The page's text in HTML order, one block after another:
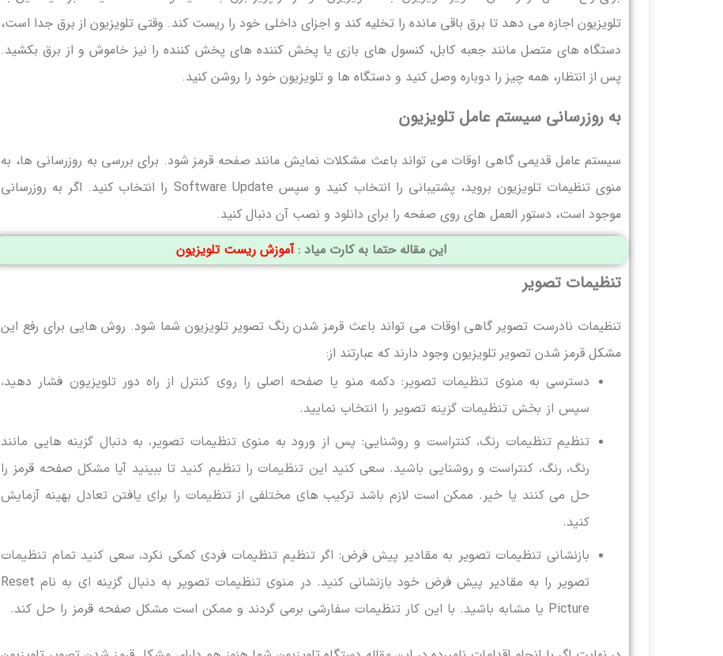
تلویزیون اجازه می ‌دهد تا برق باقی مانده را تخلیه کند و اجزای داخلی خود را ریست کند. وقتی تلویزیون از برق جدا است،
دستگاه ‌های متصل مانند جعبه کابل، کنسول‌ های بازی یا پخش‌ کننده‌ های پخش ‌کننده را نیز خاموش و از برق بکشید.
پس از انتظار، همه چیز را دوباره وصل کنید و دستگاه ها و تلویزیون خود را روشن کنید.
به روزرسانی سیستم عامل تلویزیون
سیستم عامل قدیمی گاهی اوقات می ‌تواند باعث مشکلات نمایش مانند صفحه قرمز شود. برای بررسی به‌ روزرسانی ‌ها، به
منوی تنظیمات تلویزیون بروید، پشتیبانی را انتخاب کنید و سپس Software Update را انتخاب کنید. اگر به ‌روزرسانی
موجود است، دستور العمل ‌های روی صفحه را برای دانلود و نصب آن دنبال کنید.
این مقاله حتما به کارت میاد :آموزش ریست تلویزیون
تنظیمات تصویر
تنظیمات نادرست تصویر گاهی اوقات می تواند باعث قرمز شدن رنگ تصویر تلویزیون شما شود. روش هایی برای رفع این
مشکل قرمز شدن تصویر تلویزیون وجود دارند که عبارتند از:
دسترسی به منوی تنظیمات تصویر: دکمه منو یا صفحه اصلی را روی کنترل از راه دور تلویزیون فشار دهید،
سپس از بخش تنظیمات گزینه تصویر را انتخاب نمایید.
تنظیم تنظیمات رنگ، کنتراست و روشنایی: پس از ورود به منوی تنظیمات تصویر، به دنبال گزینه هایی مانند
رنگ، رنگ، کنتراست و روشنایی باشید. سعی کنید این تنظیمات را تنظیم کنید تا ببینید آیا مشکل صفحه قرمز را
حل می کنند یا خیر. ممکن است لازم باشد ترکیب های مختلفی از تنظیمات را برای یافتن تعادل بهینه آزمایش
کنید.
بازنشانی تنظیمات تصویر به مقادیر پیش‌ فرض: اگر تنظیم تنظیمات فردی کمکی نکرد، سعی کنید تمام تنظیمات
تصویر را به مقادیر پیش ‌فرض خود بازنشانی کنید. در منوی تنظیمات تصویر به دنبال گزینه ای به نام Reset
Picture یا مشابه باشید. با این کار تنظیمات سفارشی برمی گردند و ممکن است مشکل صفحه قرمز را حل کند.